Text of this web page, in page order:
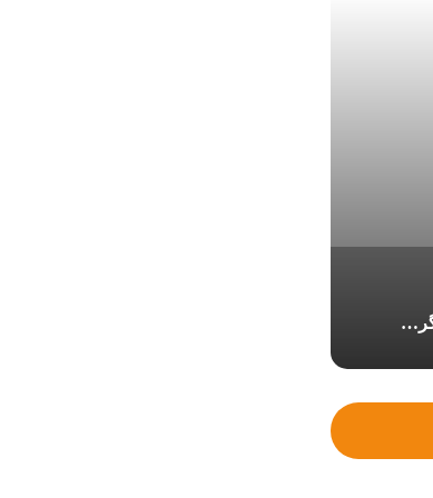
نفتکش متخلف گرفتار مین شد